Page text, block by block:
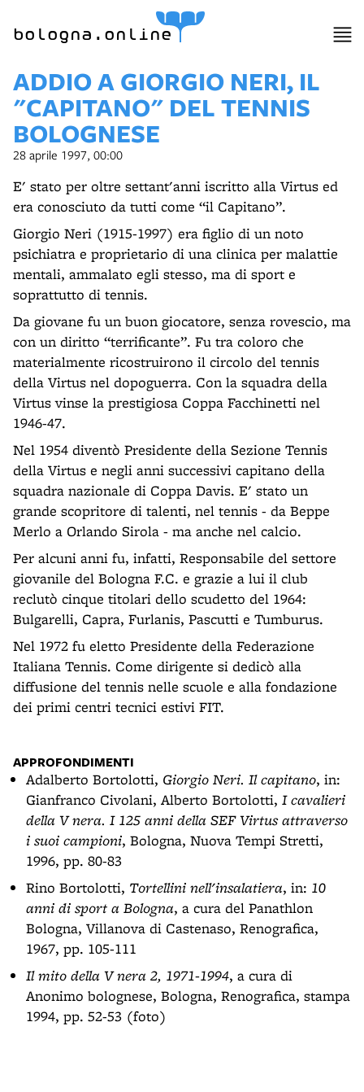
bologna.online
ADDIO A GIORGIO NERI, IL
"CAPITANO" DEL TENNIS
BOLOGNESE
28 aprile 1997, 00:00
E' stato per oltre settant'anni iscritto alla Virtus ed
era conosciuto da tutti come “il Capitano”.
Giorgio Neri (1915-1997) era figlio di un noto
psichiatra e proprietario di una clinica per malattie
mentali, ammalato egli stesso, ma di sport e
soprattutto di tennis.
Da giovane fu un buon giocatore, senza rovescio, ma
con un diritto “terrificante”. Fu tra coloro che
materialmente ricostruirono il circolo del tennis
della Virtus nel dopoguerra. Con la squadra della
Virtus vinse la prestigiosa Coppa Facchinetti nel
1946-47.
Nel 1954 diventò Presidente della Sezione Tennis
della Virtus e negli anni successivi capitano della
squadra nazionale di Coppa Davis. E' stato un
grande scopritore di talenti, nel tennis - da Beppe
Merlo a Orlando Sirola - ma anche nel calcio.
Per alcuni anni fu, infatti, Responsabile del settore
giovanile del Bologna F.C. e grazie a lui il club
reclutò cinque titolari dello scudetto del 1964:
Bulgarelli, Capra, Furlanis, Pascutti e Tumburus.
Nel 1972 fu eletto Presidente della Federazione
Italiana Tennis. Come dirigente si dedicò alla
diffusione del tennis nelle scuole e alla fondazione
dei primi centri tecnici estivi FIT.
APPROFONDIMENTI
Adalberto Bortolotti, Giorgio Neri. Il capitano, in:
Gianfranco Civolani, Alberto Bortolotti, I cavalieri
della V nera. I 125 anni della SEF Virtus attraverso
i suoi campioni, Bologna, Nuova Tempi Stretti,
1996, pp. 80-83
Rino Bortolotti, Tortellini nell'insalatiera, in: 10
anni di sport a Bologna, a cura del Panathlon
Bologna, Villanova di Castenaso, Renografica,
1967, pp. 105-111
Il mito della V nera 2, 1971-1994, a cura di
Anonimo bolognese, Bologna, Renografica, stampa
1994, pp. 52-53 (foto)